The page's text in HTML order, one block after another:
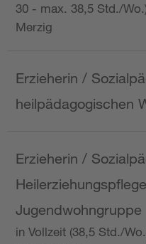
30 - max. 38,5 Std./
Merzig
Erzieherin /
heilpädagogischen
Erzieherin /
Jugendwohngruppe
in Vollzeit (38,5 Std./